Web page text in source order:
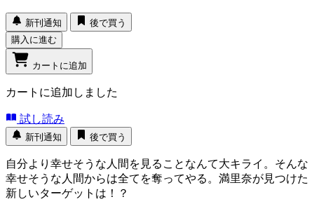
新刊通知
後で買う
購入に進む
カートに追加
カートに追加しました
試し読み
新刊通知 後で買う
自分より幸せそうな人間を見ることなんて大キライ。そんな
幸せそうな人間からは全てを奪ってやる。満里奈が見つけた
新しいターゲットは！？